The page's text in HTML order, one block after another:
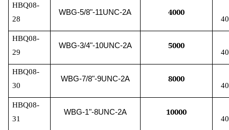
HBQ08-
28
WBG-5/8"-11UNC-2A 4000
HBQ08-
29
WBG-3/4"-10UNC-2A 5000
HBQ08-
30
WBG-7/8"-9UNC-2A 8000
HBQ08-
31
WBG-1"-8UNC-2A 10000